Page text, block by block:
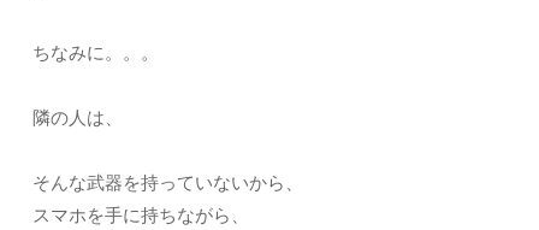
ちなみに。。。
隣の人は、
そんな武器を持っていないから、
スマホを手に持ちながら、